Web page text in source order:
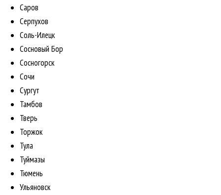
Саров
Серпухов
Соль-Илецк
Сосновый Бор
Сосногорск
Сочи
Сургут
Тамбов
Тверь
Торжок
Тула
Туймазы
Тюмень
Ульяновск